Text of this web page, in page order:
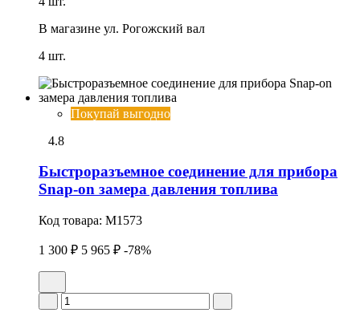
В магазине ул. Рогожский вал
4 шт.
Покупай выгодно
4.8
Быстроразъемное соединение для прибора
Snap-on замера давления топлива
Код товара: M1573
1 300 ₽ 5 965 ₽ -78%